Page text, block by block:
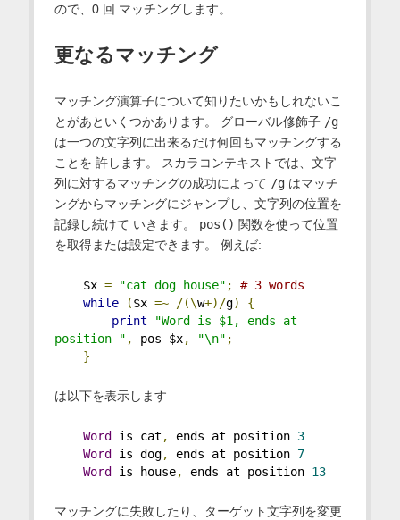
ので、0 回 マッチングします。
更なるマッチング
マッチング演算子について知りたいかもしれないこ
とがあといくつかあります。 グローバル修飾子 /g
は一つの文字列に出来るだけ何回もマッチングする
ことを 許します。 スカラコンテキストでは、文字
列に対するマッチングの成功によって /gはマッチ
ングからマッチングにジャンプし、文字列の位置を
記録し続けて いきます。 pos() 関数を使って位置
を取得または設定できます。 例えば:
$x = "cat dog house" ;
# 3 words
while
($x =~ /(\w+)/g)
{
print
"Word is $1, ends at
position " , pos $x, "\n" ;
}
は以下を表示します
Word is cat , ends at position 3
Word
is dog, ends at position 7
Word
is house, ends at position 13
マッチングに失敗したり、ターゲット文字列を変更